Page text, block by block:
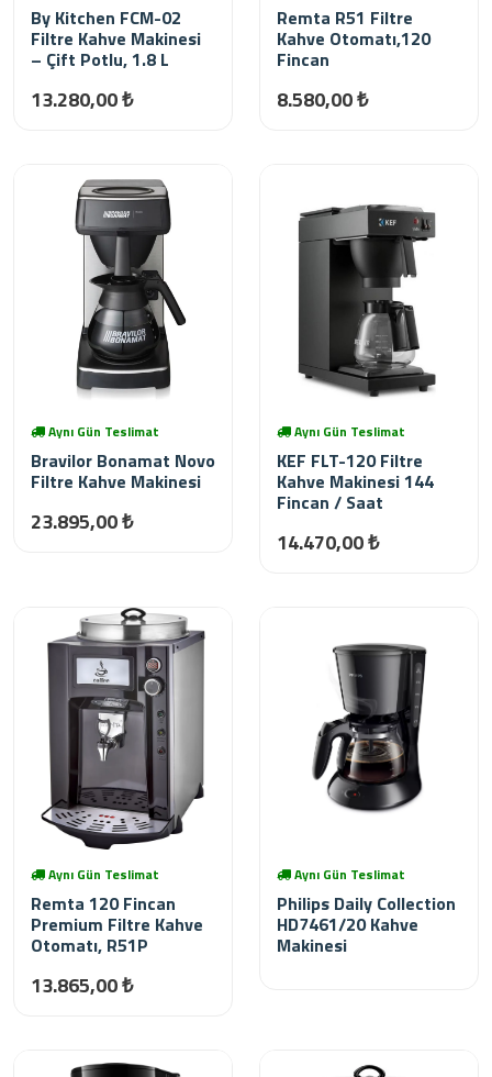
By Kitchen FCM-02
Filtre Kahve Makinesi
– Çift Potlu, 1.8 L
13.280,00 ₺
Remta R51 Filtre
Kahve Otomatı,120
Fincan
8.580,00 ₺
Aynı Gün Teslimat
Bravilor Bonamat Novo
Filtre Kahve Makinesi
23.895,00 ₺
Aynı Gün Teslimat
KEF FLT-120 Filtre
Kahve Makinesi 144
Fincan / Saat
14.470,00 ₺
Aynı Gün Teslimat
Remta 120 Fincan
Premium Filtre Kahve
Otomatı, R51P
13.865,00 ₺
Aynı Gün Teslimat
Philips Daily Collection
HD7461/20 Kahve
Makinesi